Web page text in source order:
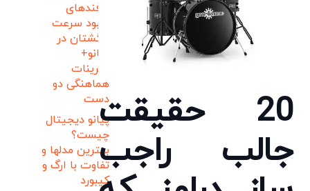
20 حقیقت
جالب راجب
ترفندهای
بهبود سرعت
انگشتان در
پیانو+
تمرینات
هماهنگی دو
دست
پیانو دیجیتال
چیست؟
بهترین مدلها و
تفاوت با ارگ و
کیبورد